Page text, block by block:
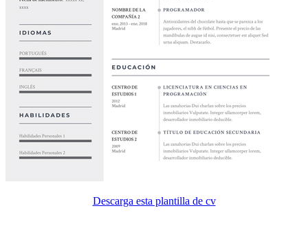
Descarga esta plantilla de cv